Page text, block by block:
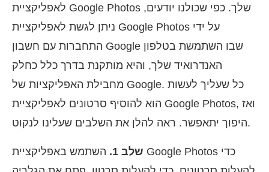
לאפליקציית Google Photos שלך. כפי שכולנו יודעים,
ניתן לגשת לאפליקציית Google Photos על ידי
התחברות עם חשבון Google שבו השתמשת בטלפון
האנדרואיד שלך, והיא מותקנת בדרך כלל כחלק
מחבילת האפליקציות של Google. כל שעליך לעשות
הוא להוסיף סרטונים לאפליקציית Google Photos, ואז
היפוך יתאפשר. ראה להלן את השלבים שעלינו לנקוט.
שלב 1.
השתמש באפליקציית Google Photos כדי